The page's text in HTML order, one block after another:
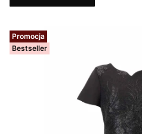
Promocja
Bestseller